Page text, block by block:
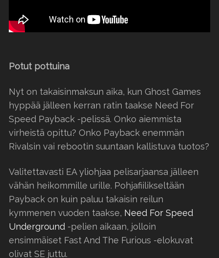
Potut pottuina
Nyt on takaisinmaksun aika, kun Ghost Games
hyppää jälleen kerran ratin taakse Need For
Speed Payback -pelissä. Onko aiemmista
virheistä opittu? Onko Payback enemmän
Rivalsin vai rebootin suuntaan kallistuva tuotos?
Valitettavasti EA yliohjaa pelisarjaansa jälleen
vähän heikommille urille. Pohjafiilikseltään
Payback on kuin paluu takaisin reilun
kymmenen vuoden taakse, Need For Speed
Underground -pelien aikaan, jolloin
ensimmäiset Fast And The Furious -elokuvat
olivat SE juttu.